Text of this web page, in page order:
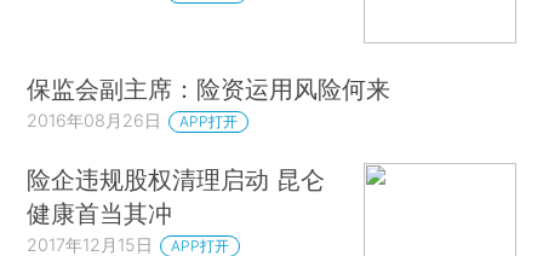
保监会副主席：险资运用风险何来
2016年08月26日 APP打开
险企违规股权清理启动 昆仑
健康首当其冲
2017年12月15日 APP打开